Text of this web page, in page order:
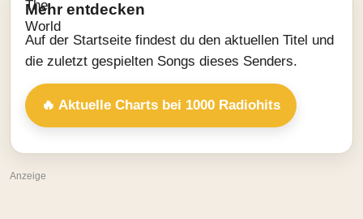
Mehr entdecken
Auf der Startseite findest du den aktuellen Titel und
die zuletzt gespielten Songs dieses Senders.
🔥 Aktuelle Charts bei 1000 Radiohits
Anzeige